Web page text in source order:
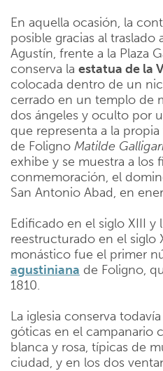
En aquella ocasión, la
posible gracias al traslado
Agustín, frente a la Plaza
conserva la estatua de la
colocada dentro de un
cerrado en un templo de
dos ángeles y oculto por
que representa a la
de Foligno Matilde
exhibe y se muestra a los
conmemoración, el
San Antonio Abad, en
Edificado en el siglo XIII
reestructurado en el siglo
monástico fue el primer
agustiniana de Foligno,
1810.
La iglesia conserva
góticas en el campanario
blanca y rosa, típicas de
ciudad, y en los dos